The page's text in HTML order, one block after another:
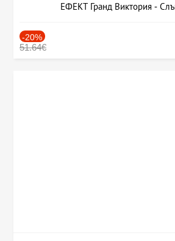
ЕФЕКТ Гранд Виктория -
-20%
51.64€